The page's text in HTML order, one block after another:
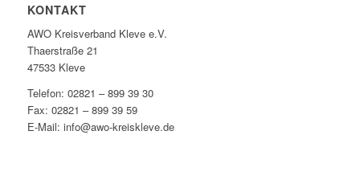
KONTAKT
AWO Kreisverband Kleve e.V.
Thaerstraße 21
47533 Kleve
Telefon: 02821 – 899 39 30
Fax: 02821 – 899 39 59
E-Mail: info@awo-kreiskleve.de